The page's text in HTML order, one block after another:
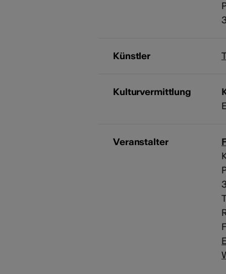
Künstler
Kulturvermittlung
Veranstalter